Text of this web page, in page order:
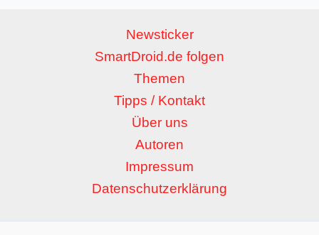
Newsticker
SmartDroid.de folgen
Themen
Tipps / Kontakt
Über uns
Autoren
Impressum
Datenschutzerklärung